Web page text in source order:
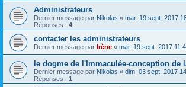
Administrateurs
Dernier message par Nikolas « mar. 19 sept. 2017
Réponses : 4
contacter les administrateurs
Dernier message par Irène « mar. 19 sept. 2017
le dogme de l'Immaculée-conception de
Dernier message par Nikolas « dim. 03 sept. 2017
Réponses : 1